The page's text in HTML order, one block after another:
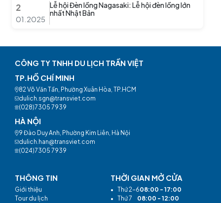
2
01.2025
Lễ hội Đèn lồng Nagasaki: Lễ hội đèn lồng lớn
nhất Nhật Bản
CÔNG TY TNHH DU LỊCH TRẦN VIỆT
TP.HỒ CHÍ MINH
82 Võ Văn Tần, Phường Xuân Hòa, TP.HCM
dulich.sgn@transviet.com
(028)7305 7939
HÀ NỘI
9 Đào Duy Anh, Phường Kim Liên, Hà Nội
dulich.han@transviet.com
(024)7305 7939
THÔNG TIN
Giới thiệu
Tour du lịch
THỜI GIAN MỞ CỬA
• Thứ 2-608:00 - 17:00
• Thứ 7 08:00 - 12:00